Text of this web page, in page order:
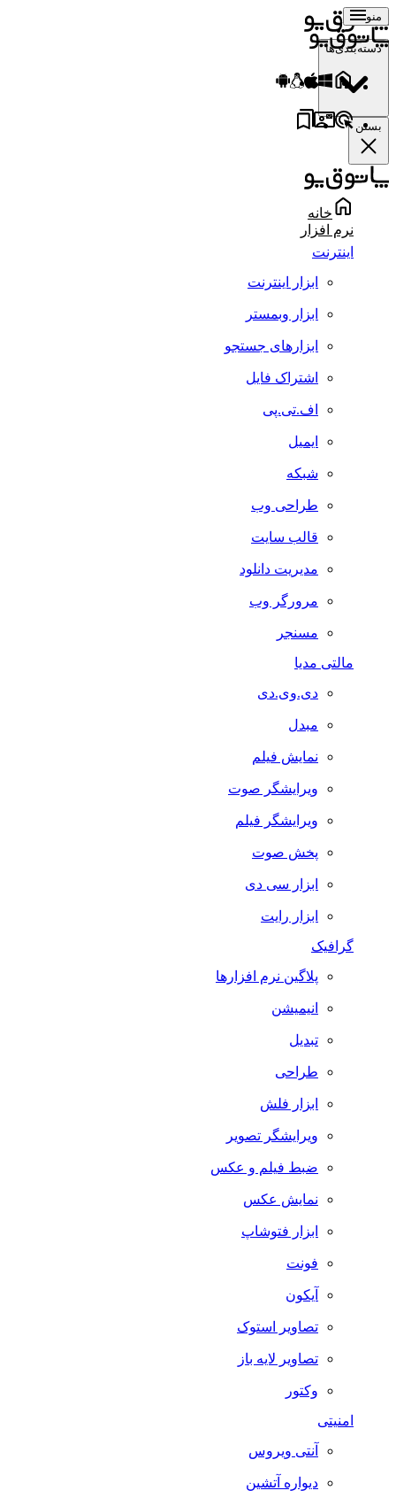
منو
دسته‌بندی‌ها
بستن
خانه
نرم افزار
اینترنت
ابزار اینترنت
ابزار وبمستر
ابزارهای جستجو
اشتراک فایل
اف.تی.پی
ایمیل
شبکه
طراحی وب
قالب سایت
مدیریت دانلود
مرورگر وب
مسنجر
مالتی مدیا
دی.وی.دی
مبدل
نمایش فیلم
ویرایشگر صوت
ویرایشگر فیلم
پخش صوت
ابزار سی دی
ابزار رایت
گرافیک
پلاگین نرم افزارها
انیمیشن
تبدیل
طراحی
ابزار فلش
ویرایشگر تصویر
ضبط فيلم و عكس
نمایش عکس
ابزار فتوشاپ
فونت
آیکون
تصاویر استوک
تصاویر لایه باز
وکتور
امنیتی
آنتی ویروس
دیواره آتشین